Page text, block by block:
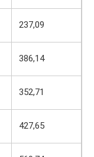
237,09
386,14
352,71
427,65